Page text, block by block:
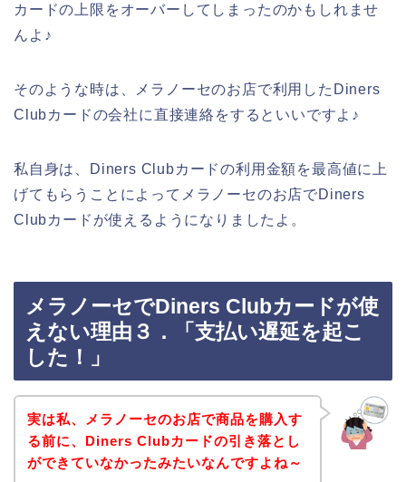
カードの上限をオーバーしてしまったのかもしれませ
んよ♪
そのような時は、メラノーセのお店で利用したDiners
Clubカードの会社に直接連絡をするといいですよ♪
私自身は、Diners Clubカードの利用金額を最高値に上
げてもらうことによってメラノーセのお店でDiners
Clubカードが使えるようになりましたよ。
メラノーセでDiners Clubカードが使
えない理由３．「支払い遅延を起こ
した！」
実は私、メラノーセのお店で商品を購入す
る前に、Diners Clubカードの引き落とし
ができていなかったみたいなんですよね～